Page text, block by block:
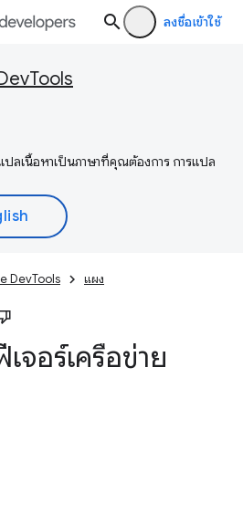
ลงชื่อเข้าใช้
ปลเนื้อหาเป็นภาษาที่คุณต้องการ การแปล
DevTools แผง
จอร์เครือข่าย